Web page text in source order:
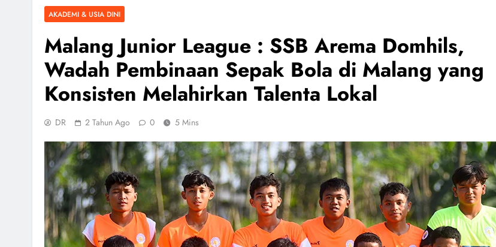
AKADEMI & USIA DINI
Malang Junior League : SSB Arema Domhils,
Wadah Pembinaan Sepak Bola di Malang yang
Konsisten Melahirkan Talenta Lokal
DR 2 Tahun Ago 0 5 Mins